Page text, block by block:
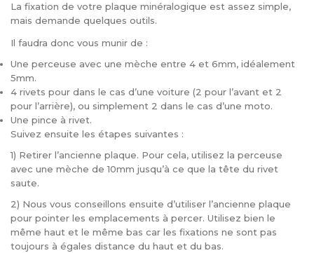
La fixation de votre plaque minéralogique est assez simple,
mais demande quelques outils.
Il faudra donc vous munir de :
Une perceuse avec une mèche entre 4 et 6mm, idéalement
5mm.
4 rivets pour dans le cas d’une voiture (2 pour l’avant et 2
pour l’arrière), ou simplement 2 dans le cas d’une moto.
Une pince à rivet.
Suivez ensuite les étapes suivantes :
1) Retirer l’ancienne plaque. Pour cela, utilisez la perceuse
avec une mèche de 10mm jusqu’à ce que la tête du rivet
saute.
2) Nous vous conseillons ensuite d’utiliser l’ancienne plaque
pour pointer les emplacements à percer. Utilisez bien le
même haut et le même bas car les fixations ne sont pas
toujours à égales distance du haut et du bas.